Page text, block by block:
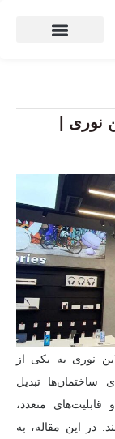
نوری |
نوری به یکی از
ساختمان‌ها تبدیل
متعدد،
در این مقاله، به